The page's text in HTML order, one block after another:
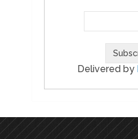
Delivered by